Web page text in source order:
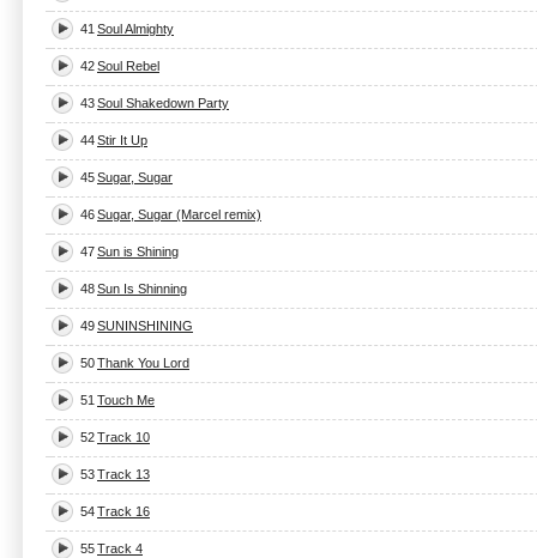
41 Soul Almighty
42Soul Rebel
43Soul Shakedown Party
44Stir It Up
45Sugar, Sugar
46Sugar, Sugar (Marcel remix)
47Sun is Shining
48Sun Is Shinning
49SUNINSHINING
50Thank You Lord
51 Touch Me
52Track 10
53Track 13
54Track 16
55Track 4